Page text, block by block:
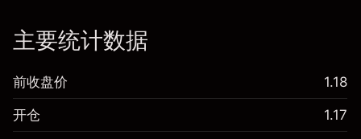
主要统计数据
前收盘价 1.18
开仓 1.17